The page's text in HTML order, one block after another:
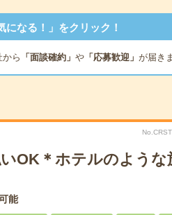
なる！」をクリック！
から 「面談確約」 や「応募歓迎」 が届き
いOK＊ホテルのような
能